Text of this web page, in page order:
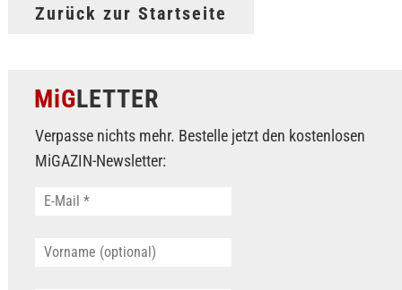
Zurück zur Startseite
MiGLETTER
Verpasse nichts mehr. Bestelle jetzt den kostenlosen
MiGAZIN-Newsletter: